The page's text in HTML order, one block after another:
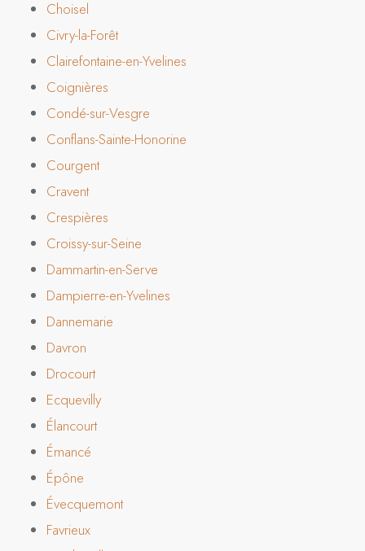
Choisel
Civry-la-Forêt
Clairefontaine-en-Yvelines
Coignières
Condé-sur-Vesgre
Conflans-Sainte-Honorine
Courgent
Cravent
Crespières
Croissy-sur-Seine
Dammartin-en-Serve
Dampierre-en-Yvelines
Dannemarie
Davron
Drocourt
Ecquevilly
Élancourt
Émancé
Épône
Évecquemont
Favrieux